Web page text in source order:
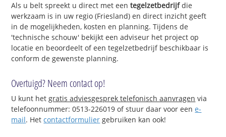
Als u belt spreekt u direct met eentegelzetbedrijfdie
werkzaam is in uw regio (Friesland) en direct inzicht geeft
in de mogelijkheden, kosten en planning. Tijdens de
'technische schouw' bekijkt een adviseur het project op
locatie en beoordeelt of een tegelzetbedrijf beschikbaar is
conform de gewenste planning.
Overtuigd? Neem contact op!
U kunt hetgratis adviesgesprek telefonisch aanvragen via
telefoonnummer: 0513-226019 of stuur daar voor eene-
mail. Hetcontactformulier gebruiken kan ook!